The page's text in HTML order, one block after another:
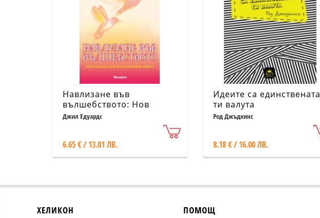
Навлизане във
вълшебството: Нов
подход към
Джил Едуардс
6.65 € / 13.01 ЛВ.
Идеите са единствената
ти валута
Род Джъдкинс
8.18 € / 16.00 ЛВ.
ХЕЛИКОН ПОМОЩ